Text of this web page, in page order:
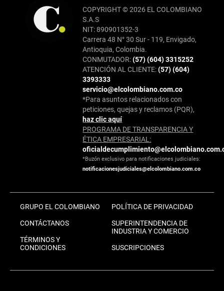
COPYRIGHT © 2026 EL COLOMBIANO
S.A.S
NIT: 890901352-3
Carrera 48 N° 30 Sur - 119, Envigado,
Antioquia, Colombia.
CONMUTADOR:(57) (604) 3315252
ATENCIÓN AL CLIENTE:(57) (604)
3393333
servicio@elcolombiano.com.co
*Para asuntos relacionados con
peticiones, quejas y reclamos (PQR),
haz clic aquí
PROGRAMA DE TRANSPARENCIA Y
ÉTICA EMPRESARIAL:
*Buzón exclusivo para notificaciones judiciales:
notificacionesjudiciales@elcolombiano.com.co
GRUPO EL COLOMBIANO
CONTÁCTANOS
TÉRMINOS Y
CONDICIONES
POLÍTICA DE PRIVACIDAD
SUPERINTENDENCIA DE
INDUSTRIA Y COMERCIO
SUSCRIPCIONES